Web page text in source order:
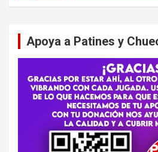
Apoya a Patines y